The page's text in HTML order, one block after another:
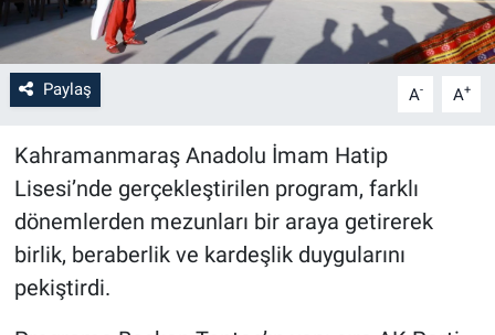
Paylaş A- A+
Kahramanmaraş Anadolu İmam Hatip
Lisesi’nde gerçekleştirilen program, farklı
dönemlerden mezunları bir araya getirerek
birlik, beraberlik ve kardeşlik duygularını
pekiştirdi.
ÇEVRE